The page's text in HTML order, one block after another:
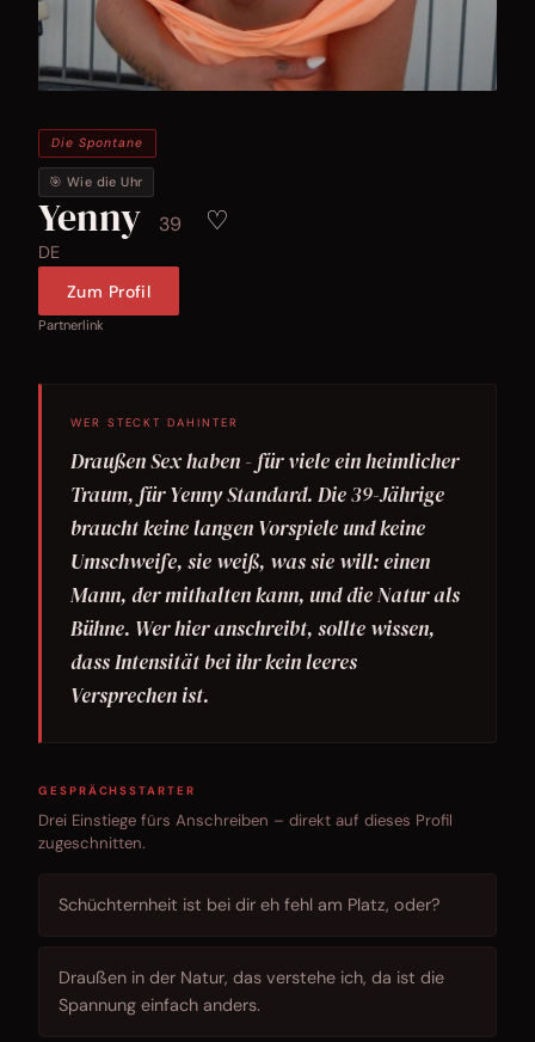
Die Spontane
🎯 Wie die Uhr
Yenny 39 ♡
DE
Zum Profil
Partnerlink
WER STECKT DAHINTER
Draußen Sex haben - für viele ein heimlicher
Traum, für Yenny Standard. Die 39-Jährige
braucht keine langen Vorspiele und keine
Umschweife, sie weiß, was sie will: einen
Mann, der mithalten kann, und die Natur als
Bühne. Wer hier anschreibt, sollte wissen,
dass Intensität bei ihr kein leeres
Versprechen ist.
GESPRÄCHSSTARTER
Drei Einstiege fürs Anschreiben – direkt auf dieses Profil
zugeschnitten.
Schüchternheit ist bei dir eh fehl am Platz, oder?
Draußen in der Natur, das verstehe ich, da ist die
Spannung einfach anders.